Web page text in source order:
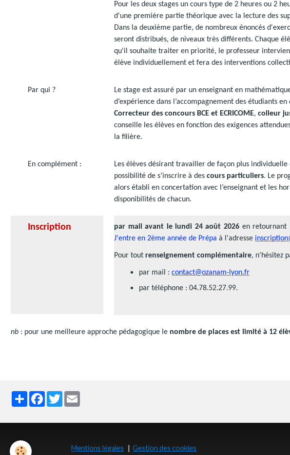
Pour les deux stages un cours type de 2 heures ou 2
d'une première partie théorique avec la lecture des
Dans la deuxième partie, de nombreux énoncés
seront distribués, de niveaux très différents. Chaque
qu'il souhaite traiter en priorité, le professeur
élève individuellement et fera des interventions
Par qui ?
Le stage est assuré par un enseignant en
d’expérience dans l’accompagnement des étudiants
Correcteur des concours BCE et ECRICOME,colleur
conseille les élèves en fonction des exigences
la filière.
En complément :
Les élèves désirant travailler de façon plus
possibilité de s’inscrire à descours particuliers. Le
alors établi en concertation avec l’enseignant et les
disponibilités de chacun.
Inscription par mail avant le lundi 24 août 2026en retournant
J'entre en 2ème année de Prépa à l'adresse
Pour toutrenseignement complémentaire, n'hésitez
par mail :contact@ozanam-lyon.fr
par téléphone : 04.78.52.27.99.
nb : pour une meilleure approche pédagogique le nombre de places est limité à 12
PartagerFacebook
Twitter
Mentions légales Gestion des cookies